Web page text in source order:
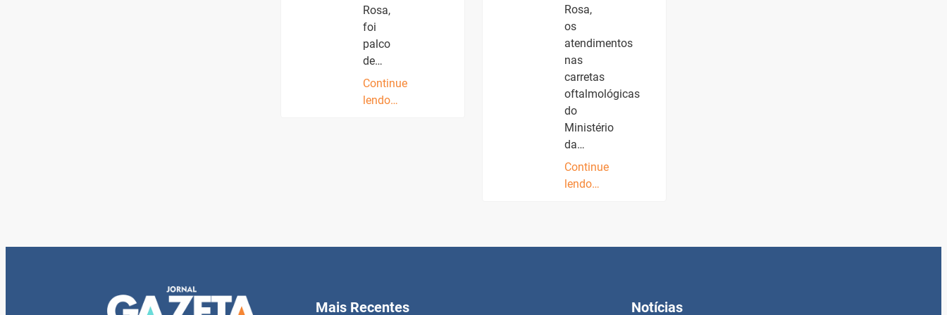
Rosa,
foi
palco
de…
Continue
lendo…
Rosa,
os
atendimentos
nas
carretas
oftalmológicas
do
Ministério
da…
Continue
lendo…
Mais Recentes Notícias